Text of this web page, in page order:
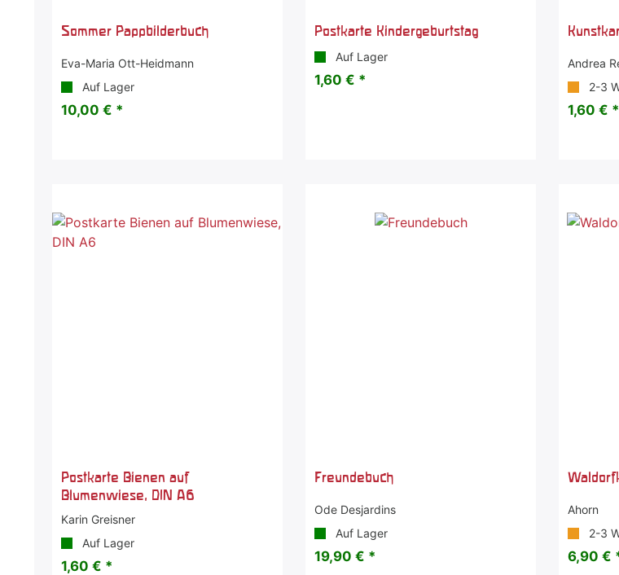
Sommer Pappbilderbuch
Eva-Maria Ott-Heidmann
Auf Lager
10,00 € *
Postkarte Kindergeburtstag
Auf Lager
1,60 € *
Andrea
2-3
1,60 € *
Postkarte Bienen auf
Blumenwiese, DIN A6
Karin Greisner
Auf Lager
1,60 € *
Freundebuch
Ode Desjardins
Auf Lager
19,90 € *
Ahorn
2-3
6,90 €